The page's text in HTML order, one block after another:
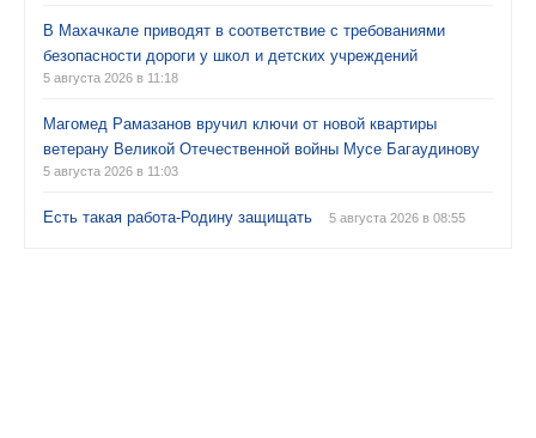
В Махачкале приводят в соответствие с требованиями
безопасности дороги у школ и детских учреждений
5 августа 2026 в 11:18
Магомед Рамазанов вручил ключи от новой квартиры
ветерану Великой Отечественной войны Мусе Багаудинову
5 августа 2026 в 11:03
Есть такая работа-Родину защищать 5 августа 2026 в 08:55